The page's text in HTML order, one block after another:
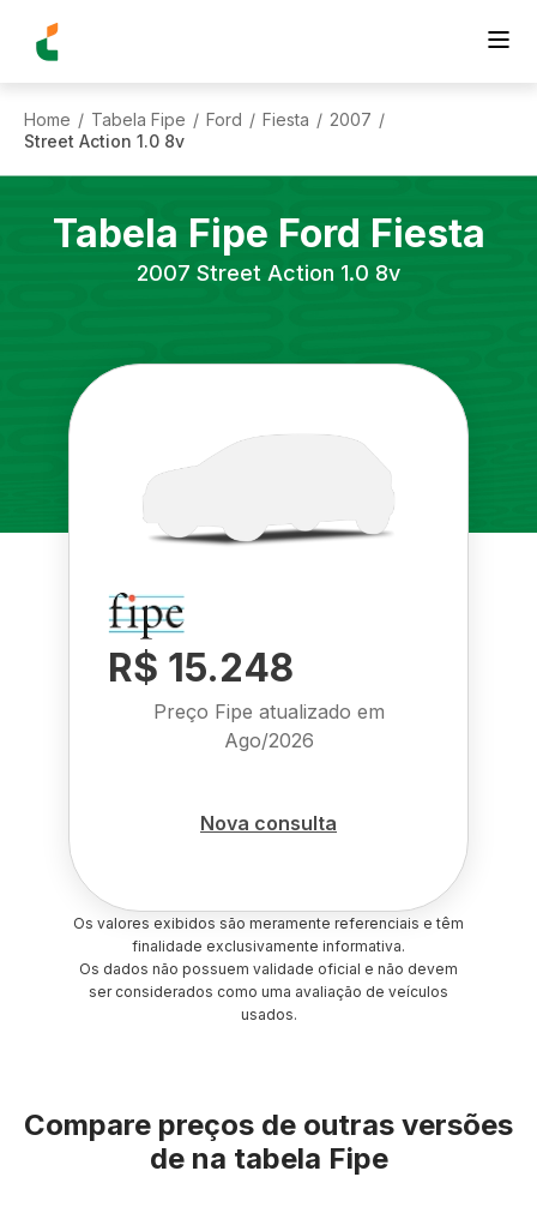
Home / Tabela Fipe / Ford / Fiesta / 2007 /
Street Action 1.0 8v
Tabela Fipe Ford Fiesta
2007 Street Action 1.0 8v
R$ 15.248
Preço Fipe atualizado em
Ago/2026
Nova consulta
Os valores exibidos são meramente referenciais e têm
finalidade exclusivamente informativa.
Os dados não possuem validade oficial e não devem
ser considerados como uma avaliação de veículos
usados.
Compare preços de outras versões
de na tabela Fipe